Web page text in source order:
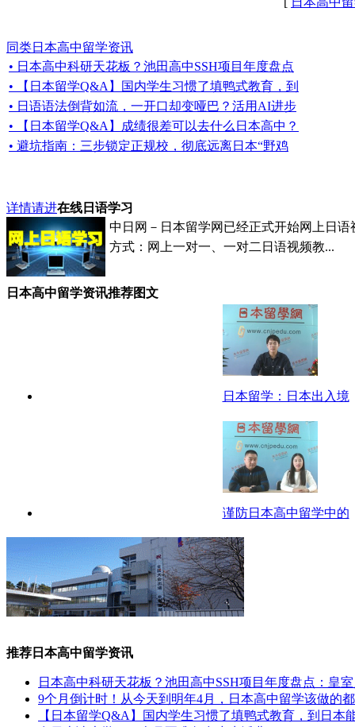
同类日本高中留学资讯
• 日本高中科研天花板？池田高中SSH项目年度盘点
• 【日本留学Q&A】国内学生习惯了填鸭式教育，到
• 日语语法倒背如流，一开口却变哑巴？活用AI进步
• 【日本留学Q&A】成绩很差可以去什么日本高中？
• 避坑指南：三步锁定正规校，彻底远离日本“野鸡
详情请进在线日语学习
中日网－日本留学网已经正式开始网上日
方式：网上一对一、一对二日语视频教...
日本高中留学资讯推荐图文
日本留学：日本出入境
谨防日本高中留学中的
推荐日本高中留学资讯
日本高中科研天花板？池田高中SSH项目年度盘点：皇
9个月倒计时！从今天到明年4月，日本高中留学该做的
【日本留学Q&A】国内学生习惯了填鸭式教育，到日本